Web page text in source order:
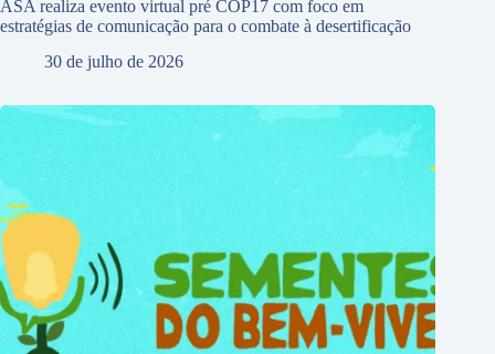
ASA realiza evento virtual pré COP17 com foco em
estratégias de comunicação para o combate à desertificação
30 de julho de 2026